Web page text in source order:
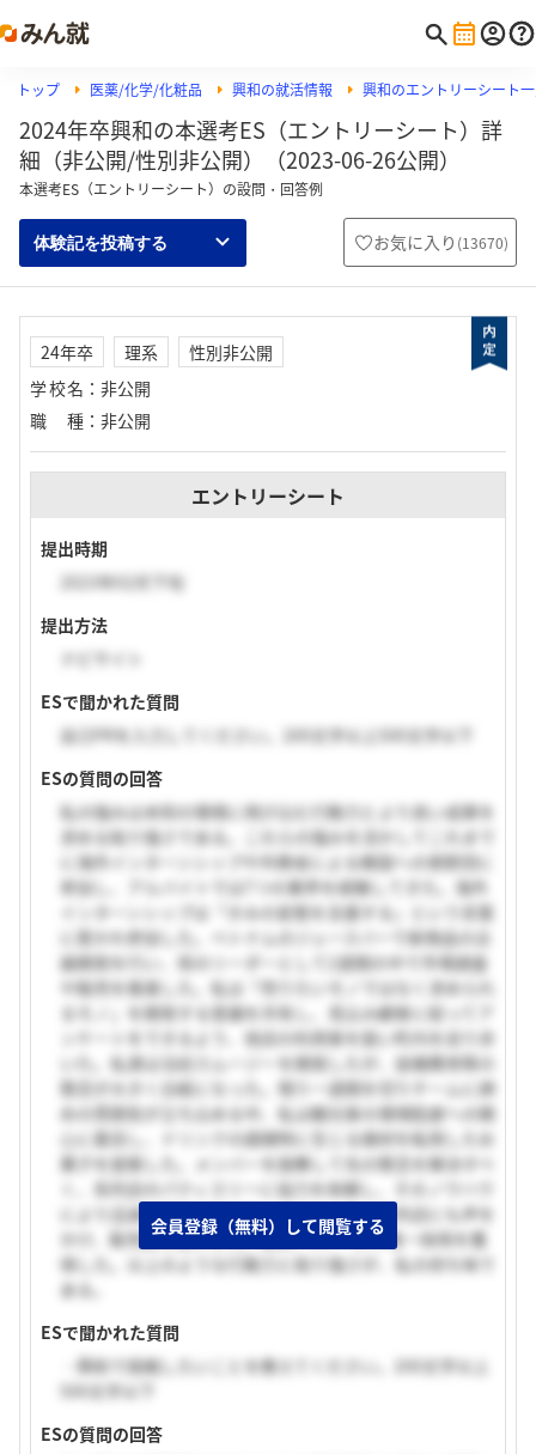
トップ 医薬/化学/化粧品 興和の就活情報 興和のエントリーシート
2024年卒興和の本選考ES（エントリーシート）詳
細（非公開/性別非公開）（2023-06-26公開）
本選考ES（エントリーシート）の設問・回答例
体験記を投稿する お気に入り (13670)
24年卒 理系
性別非公開
学校名 ： 非公開
職種 ： 非公開
エントリーシート
提出時期
2023年02月下旬
提出方法
ESで聞かれた質問
自己PRを入力してください。200文字以上500文字以下
ESの質問の回答
私の強みは未知の環境に飛び込む行動力とより良い成果を
求める粘り強さである。これらの強みを活かしてこれまで
に海外インターンシップや外務省による韓国への使節団に
参加し、アルバイトでは7つの業界を経験してきた。海外
インターンシップは「きみの変態を支援する」という言葉
に惹かれ参加した。ベトナムのジュースバーで新商品の企
画開発を行い、班のリーダーとして2週間の中で市場調査
や販売を推進した。私は「売りたいモノではなく求められ
るモノ」を開発する意識を共有し、見込み顧客に絞ってア
ンケートをできるよう、他店の利用客を狙い町内を巡り歩
いた。私達は当初スムージーを開発したが、設備費用等の
懸念が大きく白紙になった。残り一週間を切りチームに諦
めの雰囲気が立ち込める中、私は観光客の環境配慮への関
心に着目し、ドリンクの調理時に生じる廃材を転用したお
菓子を提案した。メンバーを鼓舞して先の懸念を解決すべ
く、系列店のパティスリーに協力を依頼し、そのノウハウ
により迅速に開発を進めた。さらに、他の系列店にも声を
かけ、販売網を拡大した。結果、6チームで唯一採用を獲
得した。以上のような行動力と粘り強さが、私の持ち味で
ある。
ESで聞かれた質問
・興和で挑戦したいことを教えてください。200文字以上
500文字以下
ESの質問の回答
会員登録（無料）して閲覧する